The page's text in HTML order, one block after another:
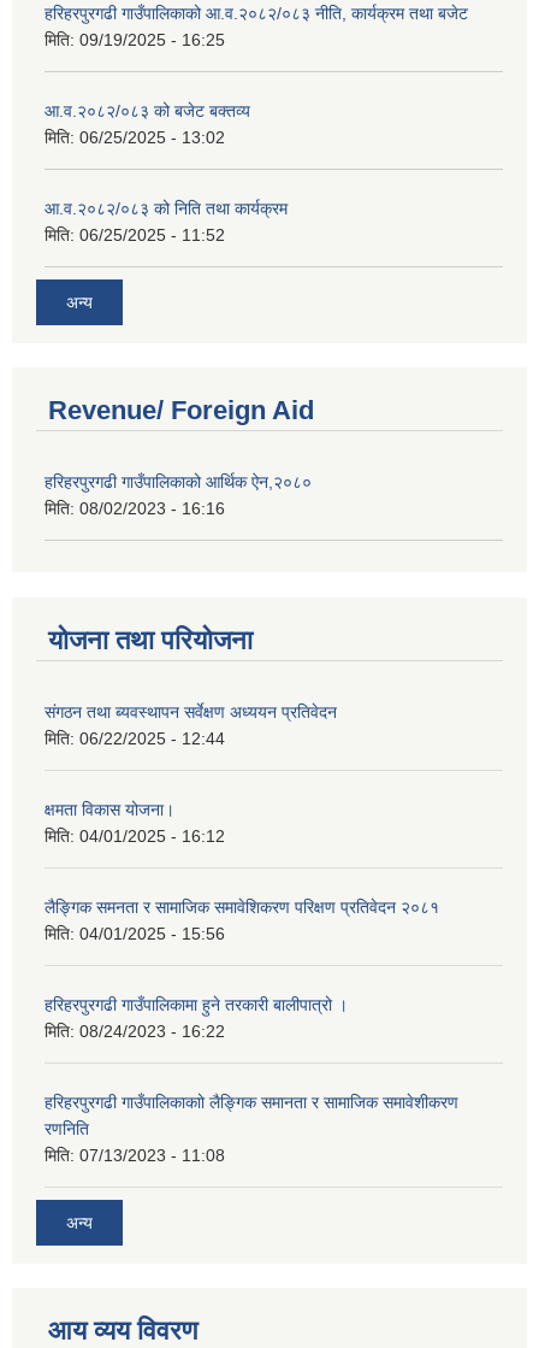
हरिहरपुरगढी गाउँपालिकाको आ.व.२०८२/०८३ नीति, कार्यक्रम तथा बजेट
मिति: 09/19/2025 - 16:25
आ.व.२०८२/०८३ को बजेट बक्तव्य
मिति: 06/25/2025 - 13:02
आ.व.२०८२/०८३ को निति तथा कार्यक्रम
मिति: 06/25/2025 - 11:52
अन्य
Revenue/ Foreign Aid
हरिहरपुरगढी गाउँपालिकाको आर्थिक ऐन,२०८०
मिति: 08/02/2023 - 16:16
योजना तथा परियोजना
संगठन तथा ब्यवस्थापन सर्वेक्षण अध्ययन प्रतिवेदन
मिति: 06/22/2025 - 12:44
क्षमता विकास योजना।
मिति: 04/01/2025 - 16:12
लैङ्गिक समनता र सामाजिक समावेशिकरण परिक्षण प्रतिवेदन २०८१
मिति: 04/01/2025 - 15:56
हरिहरपुरगढी गाउँपालिकामा हुने तरकारी बालीपात्रो ।
मिति: 08/24/2023 - 16:22
हरिहरपुरगढी गाउँपालिकाकाो लैङ्गिक समानता र सामाजिक समावेशीकरण
रणनिति
मिति: 07/13/2023 - 11:08
अन्य
आय व्यय विवरण